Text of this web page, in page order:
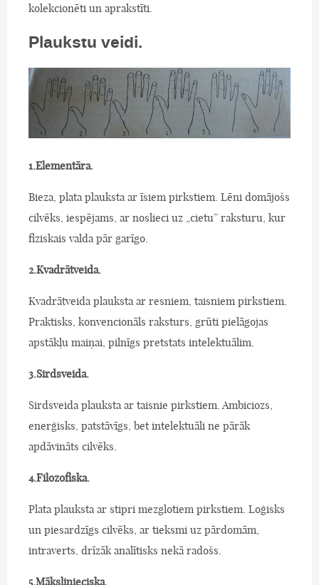
kolekcionēti un aprakstīti.
Plaukstu veidi.
1.Elementāra.
Bieza, plata plauksta ar īsiem pirkstiem. Lēni domājošs
cilvēks, iespējams, ar noslieci uz „cietu” raksturu, kur
fiziskais valda pār garīgo.
2.Kvadrātveida.
Kvadrātveida plauksta ar resniem, taisniem pirkstiem.
Praktisks, konvencionāls raksturs, grūti pielāgojas
apstākļu maiņai, pilnīgs pretstats intelektuālim.
3.Sirdsveida.
Sirdsveida plauksta ar taisnie pirkstiem. Ambiciozs,
enerģisks, patstāvīgs, bet intelektuāli ne pārāk
apdāvināts cilvēks.
4.Filozofiska.
Plata plauksta ar stipri mezglotiem pirkstiem. Loģisks
un piesardzīgs cilvēks, ar tieksmi uz pārdomām,
intraverts, drīzāk analītisks nekā radošs.
5.Mākslinieciska.